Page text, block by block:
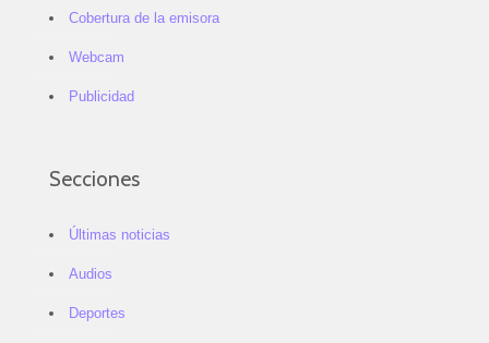
Cobertura de la emisora
Webcam
Publicidad
Secciones
Últimas noticias
Audios
Deportes